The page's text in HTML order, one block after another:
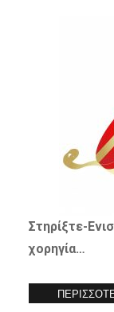
Στηρίξτε-
χορηγία…